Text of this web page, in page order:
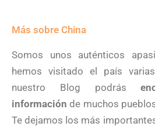
Más sobre China
Somos unos auténticos
hemos visitado el país
nuestro Blog podrás
información de muchos
Te dejamos los más